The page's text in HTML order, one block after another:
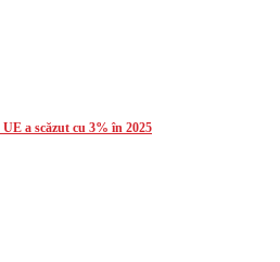
a scăzut cu 3% în 2025